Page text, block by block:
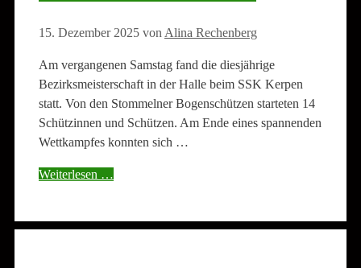
15. Dezember 2025 von Alina Rechenberg
Am vergangenen Samstag fand die diesjährige
Bezirksmeisterschaft in der Halle beim SSK Kerpen
statt. Von den Stommelner Bogenschützen starteten 14
Schützinnen und Schützen. Am Ende eines spannenden
Wettkampfes konnten sich …
Weiterlesen …